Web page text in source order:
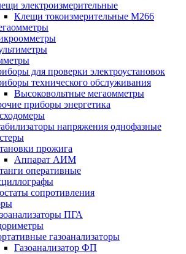
электроизмерительные
Клещи токоизмерительные М266
для проверки электроустановок
технического обслуживания
Высоковольтные мегаомметры
приборы энергетика
напряжения однофазные
прожига
Аппарат АИМ
оперативные
сопротивления
ПГА
газоанализаторы
Газоанализатор ФП